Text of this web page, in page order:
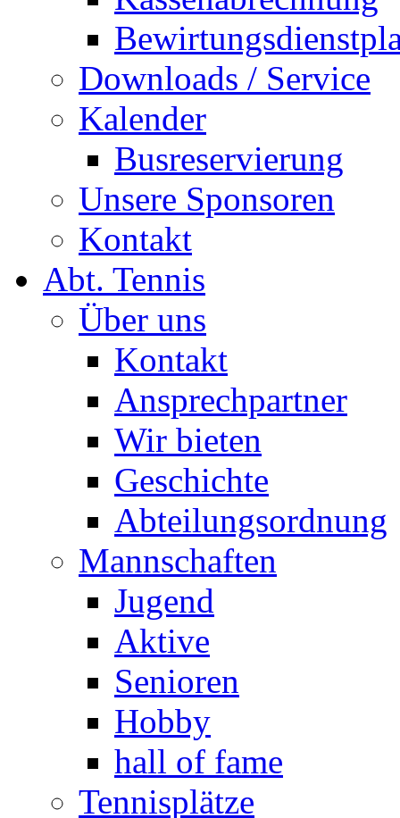
Downloads / Service
Kalender
Busreservierung
Unsere Sponsoren
Kontakt
Abt. Tennis
Über uns
Kontakt
Ansprechpartner
Wir bieten
Geschichte
Abteilungsordnung
Mannschaften
Jugend
Aktive
Senioren
Hobby
hall of fame
Tennisplätze